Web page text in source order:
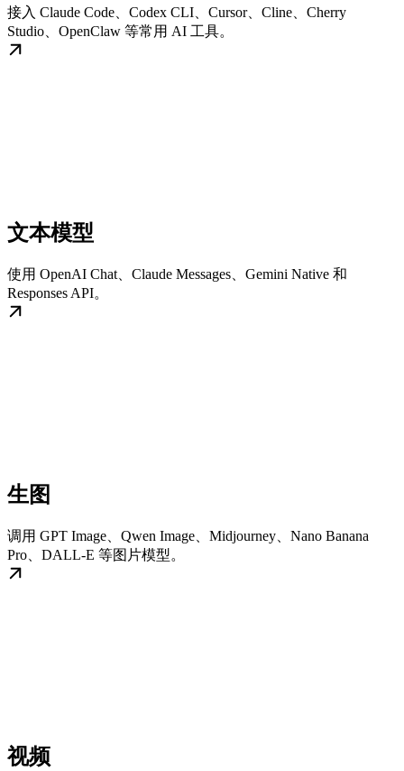
接入 Claude Code、Codex CLI、Cursor、Cline、Cherry
Studio、OpenClaw 等常用 AI 工具。
文本模型
使用 OpenAI Chat、Claude Messages、Gemini Native 和
Responses API。
生图
调用 GPT Image、Qwen Image、Midjourney、Nano Banana
Pro、DALL-E 等图片模型。
视频